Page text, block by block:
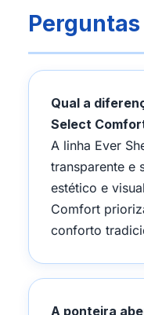
Qual a
Select
A linha Ever
transparente e
estético e
Comfort
conforto
A ponteira